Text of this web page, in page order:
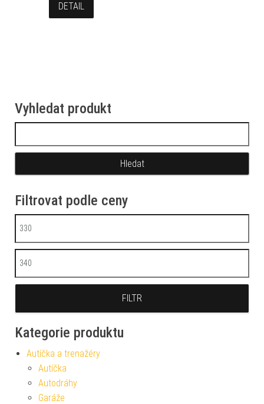
DETAIL
Vyhledat produkt
Filtrovat podle ceny
Minimální cena
Maximální cena
FILTR
Kategorie produktu
Autíčka a trenažéry
Autíčka
Autodráhy
Garáže